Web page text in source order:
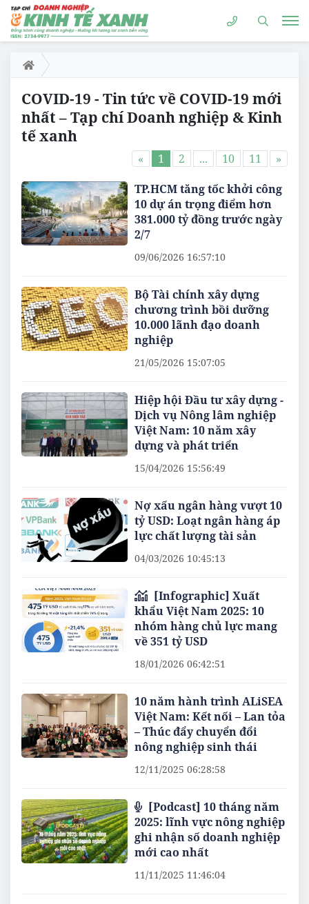
COVID-19 - Tin tức về COVID-19 mới
nhất – Tạp chí Doanh nghiệp & Kinh
tế xanh
« 1 2 ... 10 11 »
TP.HCM tăng tốc khởi công
10 dự án trọng điểm hơn
381.000 tỷ đồng trước ngày
2/7
09/06/2026 16:57:10
Bộ Tài chính xây dựng
chương trình bồi dưỡng
10.000 lãnh đạo doanh
nghiệp
21/05/2026 15:07:05
Hiệp hội Đầu tư xây dựng -
Dịch vụ Nông lâm nghiệp
Việt Nam: 10 năm xây
dựng và phát triển
15/04/2026 15:56:49
Nợ xấu ngân hàng vượt 10
tỷ USD: Loạt ngân hàng áp
lực chất lượng tài sản
04/03/2026 10:45:13
[Infographic] Xuất
khẩu Việt Nam 2025: 10
nhóm hàng chủ lực mang
về 351 tỷ USD
18/01/2026 06:42:51
10 năm hành trình ALiSEA
Việt Nam: Kết nối – Lan tỏa
– Thúc đẩy chuyển đổi
nông nghiệp sinh thái
12/11/2025 06:28:58
[Podcast] 10 tháng năm
2025: lĩnh vực nông nghiệp
ghi nhận số doanh nghiệp
mới cao nhất
11/11/2025 11:46:04